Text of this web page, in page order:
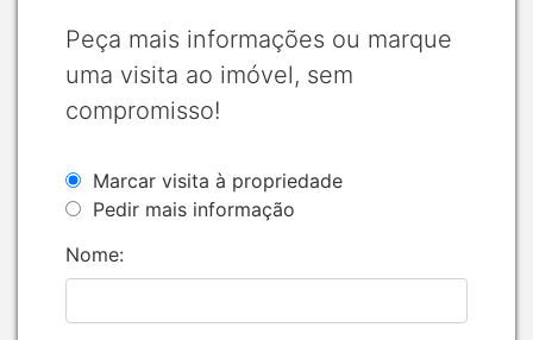
Peça mais informações ou marque
uma visita ao imóvel, sem
compromisso!
Marcar visita à propriedade
Pedir mais informação
Nome: